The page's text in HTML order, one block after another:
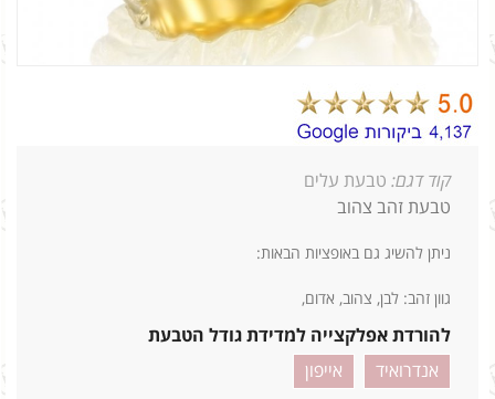
קוד דגם: טבעת עלים
טבעת זהב צהוב
ניתן להשיג גם באופציות הבאות:
גוון זהב: לבן, צהוב, אדום,
להורדת אפלקצייה למדידת גודל הטבעת
אנדרואיד
אייפון